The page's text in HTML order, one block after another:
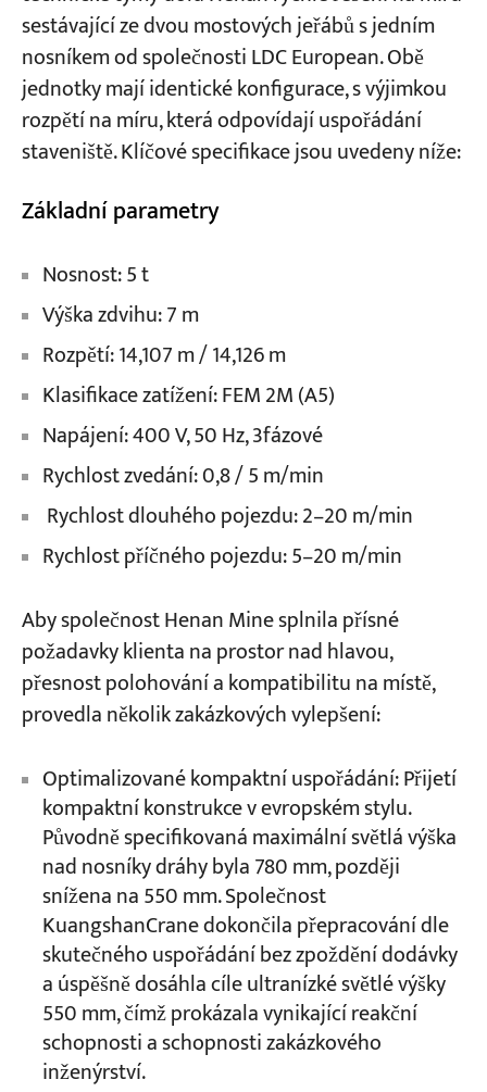
sestávající ze dvou mostových jeřábů s jedním
nosníkem od společnosti LDC European. Obě
jednotky mají identické konfigurace, s výjimkou
rozpětí na míru, která odpovídají uspořádání
staveniště. Klíčové specifikace jsou uvedeny níže:
Základní parametry
Nosnost: 5 t
Výška zdvihu: 7 m
Rozpětí: 14,107 m / 14,126 m
Klasifikace zatížení: FEM 2M (A5)
Napájení: 400 V, 50 Hz, 3fázové
Rychlost zvedání: 0,8 / 5 m/min
Rychlost dlouhého pojezdu: 2–20 m/min
Rychlost příčného pojezdu: 5–20 m/min
Aby společnost Henan Mine splnila přísné
požadavky klienta na prostor nad hlavou,
přesnost polohování a kompatibilitu na místě,
provedla několik zakázkových vylepšení:
Optimalizované kompaktní uspořádání: Přijetí
kompaktní konstrukce v evropském stylu.
Původně specifikovaná maximální světlá výška
nad nosníky dráhy byla 780 mm, později
snížena na 550 mm. Společnost
KuangshanCrane dokončila přepracování dle
skutečného uspořádání bez zpoždění dodávky
a úspěšně dosáhla cíle ultranízké světlé výšky
550 mm, čímž prokázala vynikající reakční
schopnosti a schopnosti zakázkového
inženýrství.